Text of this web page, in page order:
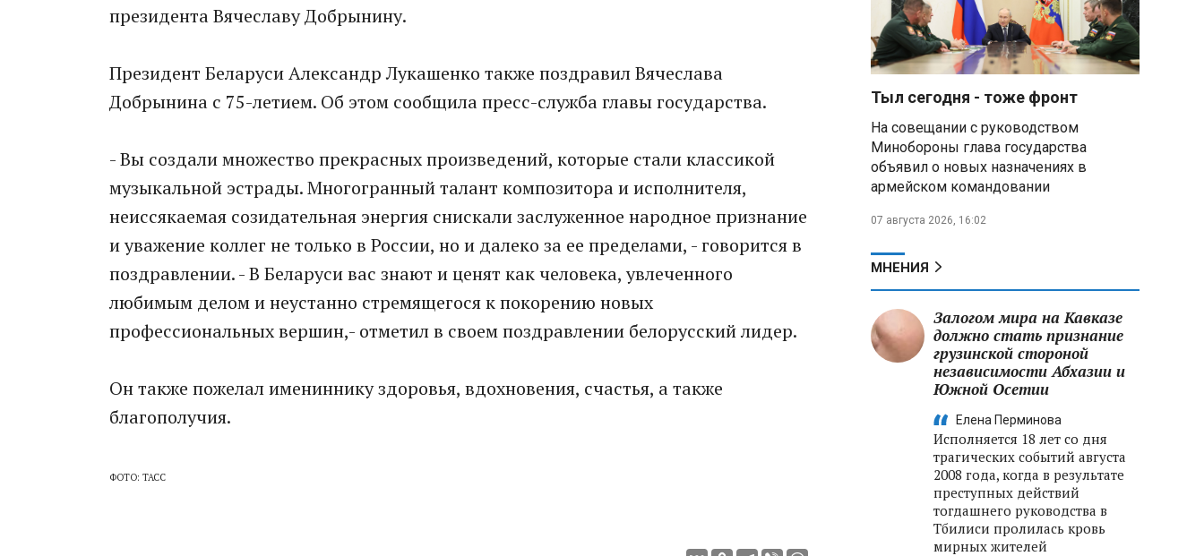
президента Вячеславу Добрынину.
Президент Беларуси Александр Лукашенко также поздравил Вячеслава
Добрынина с 75-летием. Об этом сообщила пресс-служба главы государства.
- Вы создали множество прекрасных произведений, которые стали классикой
музыкальной эстрады. Многогранный талант композитора и исполнителя,
неиссякаемая созидательная энергия снискали заслуженное народное признание
и уважение коллег не только в России, но и далеко за ее пределами, - говорится в
поздравлении. - В Беларуси вас знают и ценят как человека, увлеченного
любимым делом и неустанно стремящегося к покорению новых
профессиональных вершин,- отметил в своем поздравлении белорусский лидер.
Он также пожелал имениннику здоровья, вдохновения, счастья, а также
благополучия.
ФОТО: ТАСС
Тыл сегодня - тоже фронт
На совещании с руководством
Минобороны глава государства
объявил о новых назначениях в
армейском командовании
07 августа 2026, 16:02
МНЕНИЯ
Залогом мира на Кавказе
должно стать признание
грузинской стороной
независимости Абхазии и
Южной Осетии
Елена Перминова
Исполняется 18 лет со дня
трагических событий августа
2008 года, когда в результате
преступных действий
тогдашнего руководства в
Тбилиси пролилась кровь
мирных жителей